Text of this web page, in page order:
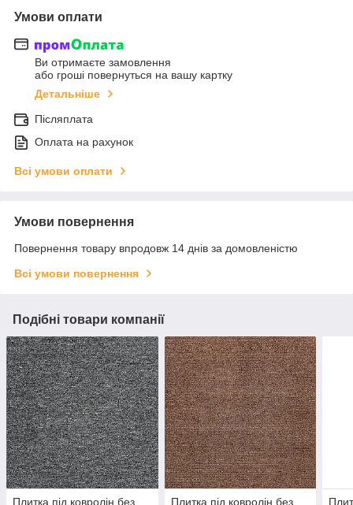
Умови оплати
Ви отримаєте замовлення
або гроші повернуться на вашу картку
Детальніше
Післяплата
Оплата на рахунок
Всі умови оплати
Умови повернення
Повернення товару впродовж 14 днів за домовленістю
Всі умови повернення
Подібні товари компанії
Плитка під ковролін без
Плитка під ковролін без